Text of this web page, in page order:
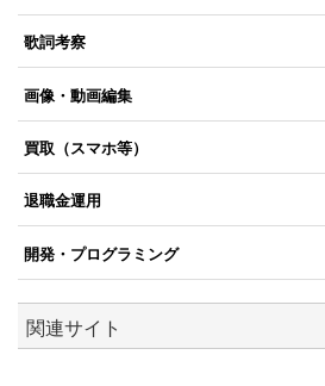
歌詞考察
画像・動画編集
買取（スマホ等）
退職金運用
開発・プログラミング
関連サイト